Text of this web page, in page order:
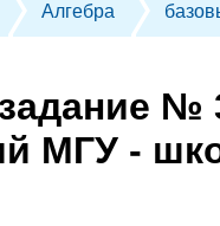
Алгебра
№
МГУ -